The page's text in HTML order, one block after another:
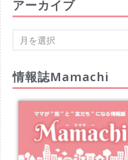
アーカイブ
情報誌Mamachi